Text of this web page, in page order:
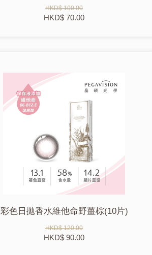
HKD$ 100.00
HKD$ 70.00
彩色日拋香水維他命野薑棕(10片)
HKD$ 120.00
HKD$ 90.00